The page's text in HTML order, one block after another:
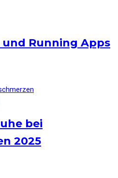
Running Apps
bei
2025